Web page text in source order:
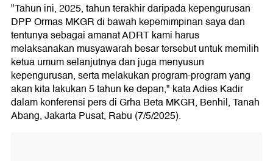
"Tahun ini, 2025, tahun terakhir daripada kepengurusan
DPP Ormas MKGR di bawah kepemimpinan saya dan
tentunya sebagai amanat ADRT kami harus
melaksanakan musyawarah besar tersebut untuk memilih
ketua umum selanjutnya dan juga menyusun
kepengurusan, serta melakukan program-program yang
akan kita lakukan 5 tahun ke depan," kata Adies Kadir
dalam konferensi pers di Grha Beta MKGR, Benhil, Tanah
Abang, Jakarta Pusat, Rabu (7/5/2025).